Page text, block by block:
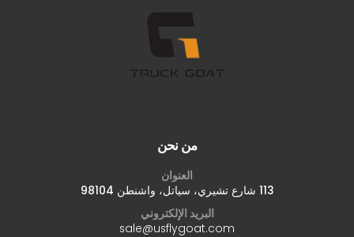
من نحن
العنوان
113 شارع تشيري، سياتل، واشنطن 98104
البريد الإلكتروني
sale@usflygoat.com